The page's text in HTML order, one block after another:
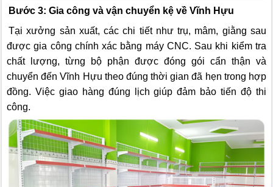
Bước 3: Gia công và vận chuyển kệ về Vĩnh Hựu
Tại xưởng sản xuất, các chi tiết như trụ, mâm, giằng sau
được gia công chính xác bằng máy CNC. Sau khi kiểm tra
chất lượng, từng bộ phận được đóng gói cẩn thận và
chuyển đến Vĩnh Hựu theo đúng thời gian đã hẹn trong hợp
đồng. Việc giao hàng đúng lịch giúp đảm bảo tiến độ thi
công.